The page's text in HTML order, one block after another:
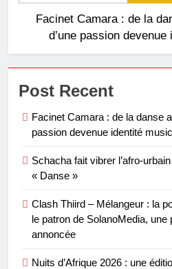
Facinet Camara : de la
d’une passion
Post Recent
Facinet Camara : de la danse
passion devenue identité
Schacha fait vibrer l’afro-
« Danse »
Clash Thiird – Mélangeur : la
le patron de SolanoMedia, une
annoncée
Nuits d’Afrique 2026 : une